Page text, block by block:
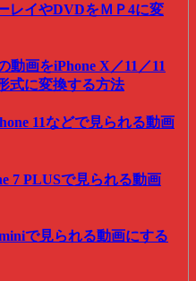
レイやDVDをＭＰ4に変
画をiPhone X／11／11
式に変換する方法
11などで見られる動画
7 PLUSで見られる動画
で見られる動画にする